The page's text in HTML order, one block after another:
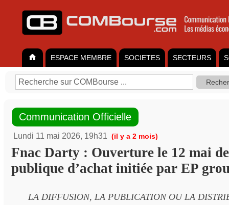
ESPACE MEMBRE SOCIETES SECTEURS
Communication Officielle
Lundi 11 mai 2026, 19h31 (il y a 2 mois)
Fnac Darty : Ouverture le 12 mai
publique d’achat initiée par EP
LA DIFFUSION, LA PUBLICATION OU LA